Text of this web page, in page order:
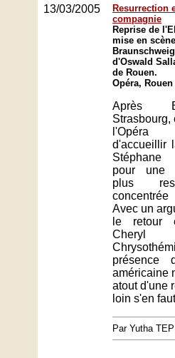
13/03/2005
Resurrection
compagnie
Reprise de
mise en
d'Oswald
de Rouen.
Opéra, Rouen
Après
Strasbourg,
d'accueillir
Stéphane
pour une
plus
Avec un
le retour
Cheryl
présence
américaine
atout d'une
loin s'en
Par Yutha TEP